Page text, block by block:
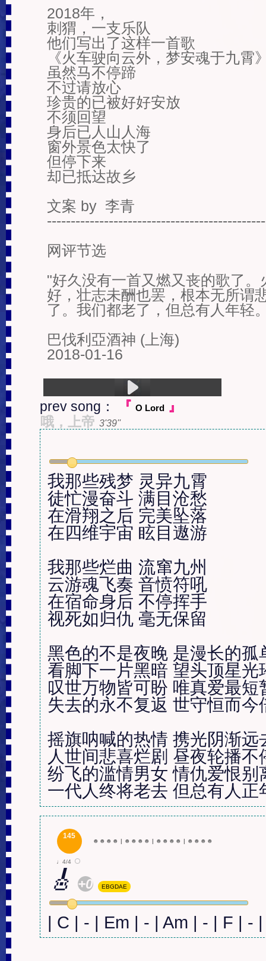
2018年，
刺猬，一支乐队
他们写出了这样一首歌
《火车驶向云外，梦安魂于九霄
虽然马不停蹄
不过请放心
珍贵的已被好好安放
不须回望
身后已人山人海
窗外景色太快了
但停下来
却已抵达故乡
文案 by  李青
网评节选
"好久没有一首又燃又丧的歌了
好，壮志未酬也罢，根本无所谓
了。我们都老了，但总有人年轻
巴伐利亞酒神 (上海)
2018-01-16
1.Requiem For A Train Of Life (5:26)
prev song： 『O Lord 』
哦，上帝 3'39''
我那些残梦 灵异九霄
徒忙漫奋斗 满目沧愁
在滑翔之后 完美坠落
在四维宇宙 眩目遨游
我那些烂曲 流窜九州
云游魂飞奏 音愤符吼
在宿命身后 不停挥手
视死如归仇 毫无保留
黑色的不是夜晚 是漫长的孤
看脚下一片黑暗 望头顶星光
叹世万物皆可盼 唯真爱最短
失去的永不复返 世守恒而今
摇旗呐喊的热情 携光阴渐
人世间悲喜烂剧 昼夜轮播不
纷飞的滥情男女 情仇爱恨别
一代人终将老去 但总有人正
145
☻ ☻ ☻ ☻ | ☻ ☻ ☻ ☻ | ☻ ☻ ☻ ☻ | ☻ ☻ ☻ ☻
♩4/4
🎸 +0 EBGDAE
| C | - | Em | - | Am | - | F | -